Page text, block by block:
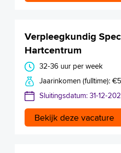
Verpleegkundig
Hartcentrum
32-36 uur per week
Jaarinkomen (fulltime):
Sluitingsdatum: 31-12-
Bekijk deze vacature